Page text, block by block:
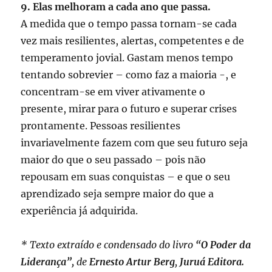
9. Elas melhoram a cada ano que passa.
A medida que o tempo passa tornam-se cada
vez mais resilientes, alertas, competentes e de
temperamento jovial. Gastam menos tempo
tentando sobrevier – como faz a maioria -, e
concentram-se em viver ativamente o
presente, mirar para o futuro e superar crises
prontamente. Pessoas resilientes
invariavelmente fazem com que seu futuro seja
maior do que o seu passado – pois não
repousam em suas conquistas – e que o seu
aprendizado seja sempre maior do que a
experiência já adquirida.
* Texto extraído e condensado do livro “O Poder da
Liderança”, deErnesto Artur Berg, Juruá Editora.